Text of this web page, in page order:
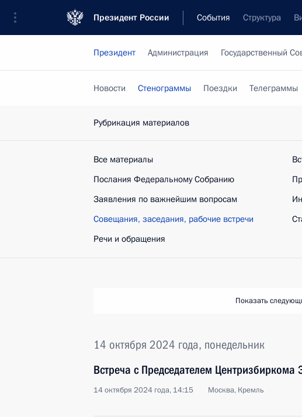
Президент России События Структура
Президент Администрация Государственный
Новости Стенограммы Поездки Телеграммы
Рубрикация материалов
Все материалы
Послания Федеральному Собранию
Заявления по важнейшим вопросам
Совещания, заседания, рабочие встречи
Речи и обращения
Показать
14 октября 2024 года, понедельник
Встреча с Председателем
14 октября 2024 года, 14:15 Москва, Кремль